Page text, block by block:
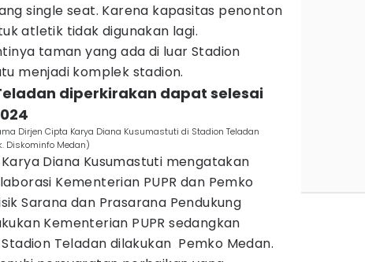
single seat. Karena kapasitas penonton
atletik tidak digunakan lagi.
taman yang ada di luar Stadion
menjadi komplek stadion.
diperkirakan dapat selesai
Dirjen Cipta Karya Diana Kusumastuti di Stadion Teladan
Diskominfo Medan)
Diana Kusumastuti mengatakan
Kementerian PUPR dan Pemko
Sarana dan Prasarana Pendukung
Kementerian PUPR sedangkan
Teladan dilakukan Pemko Medan.